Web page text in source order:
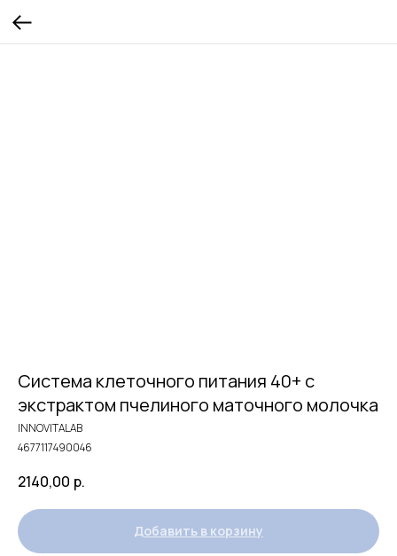
Система клеточного питания 40+ с
экстрактом пчелиного маточного молочка
INNOVITALAB
4677117490046
2140,00 р.
Добавить в корзину